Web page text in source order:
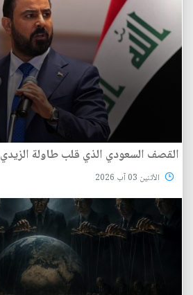
القصف السعودي الذي قلب طاولة الزيدي
الأثنين 03 آب 2026